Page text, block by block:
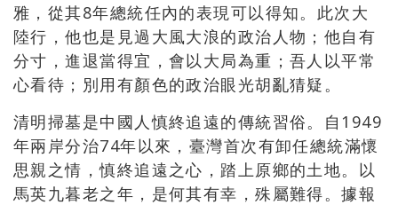
雅，從其8年總統任內的表現可以得知。此次大
陸行，他也是見過大風大浪的政治人物；他自有
分寸，進退當得宜，會以大局為重；吾人以平常
心看待；別用有顏色的政治眼光胡亂猜疑。
清明掃墓是中國人慎終追遠的傳統習俗。自1949
年兩岸分治74年以來，臺灣首次有卸任總統滿懷
思親之情，慎終追遠之心，踏上原鄉的土地。以
馬英九暮老之年，是何其有幸，殊屬難得。據報